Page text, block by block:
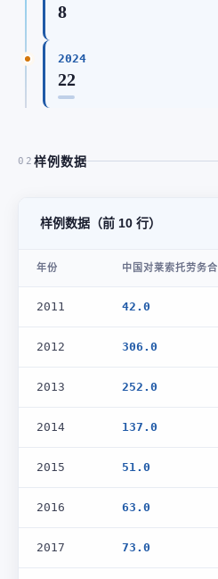
8
2024
22
02 样例数据
样例数据（前 10 行）
年份 中国对莱索托劳务
2011 42.0
2012 306.0
2013 252.0
2014 137.0
2015 51.0
2016 63.0
2017 73.0